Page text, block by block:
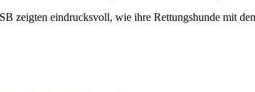
zeigten eindrucksvoll, wie ihre Rettungshunde mit